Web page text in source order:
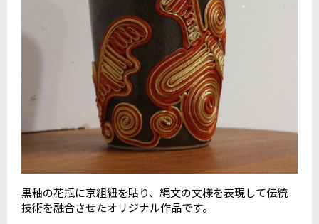
黒釉の花瓶に京組紐を貼り、縄文の文様を表現して伝統
技術を融合させたオリジナル作品です。